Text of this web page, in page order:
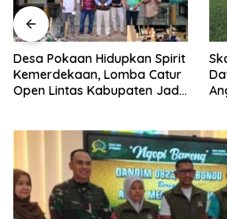
Desa Pokaan Hidupkan Spirit
Kemerdekaan, Lomba Catur
Open Lintas Kabupaten Jadi